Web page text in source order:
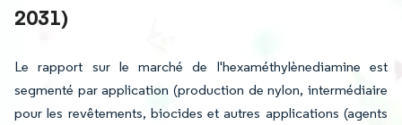
2031)
Le rapport sur le marché de l'hexaméthylènediamine est
segmenté par application (production de nylon, intermédiaire
pour les revêtements, biocides et autres applications (agents